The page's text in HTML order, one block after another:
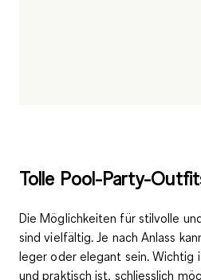
Tolle Pool-Party-
Die Möglichkeiten für stilvolle
sind vielfältig. Je nach Anlass
leger oder elegant sein.
und praktisch ist, schliesslich